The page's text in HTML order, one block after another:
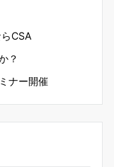
CSA
？
ナー開催